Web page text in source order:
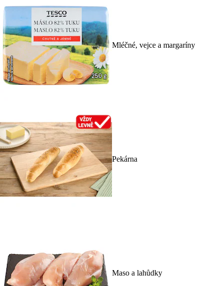
Mléčné, vejce a margaríny
Pekárna
Maso a lahůdky